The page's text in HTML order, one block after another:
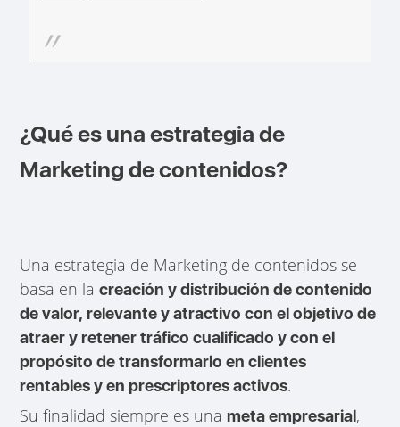
¿Qué es una estrategia de
Marketing de contenidos?
Una estrategia de Marketing de contenidos se
basa en lacreación y distribución de contenido
de valor, relevante y atractivo con el objetivo de
atraer y retener tráfico cualificado y con el
propósito de transformarlo en clientes
rentables y en prescriptores activos.
Su finalidad siempre es unameta empresarial,